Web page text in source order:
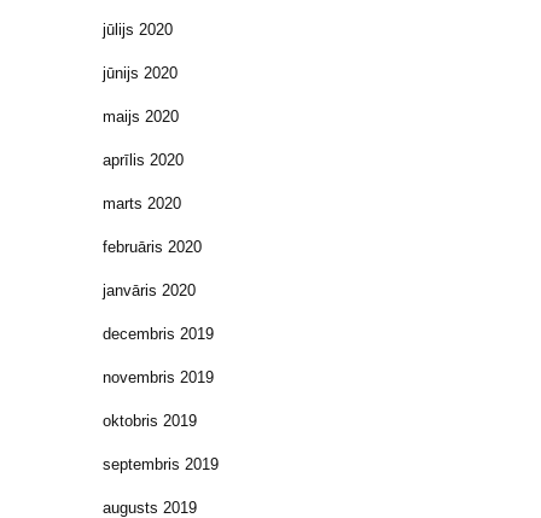
jūlijs 2020
jūnijs 2020
maijs 2020
aprīlis 2020
marts 2020
februāris 2020
janvāris 2020
decembris 2019
novembris 2019
oktobris 2019
septembris 2019
augusts 2019